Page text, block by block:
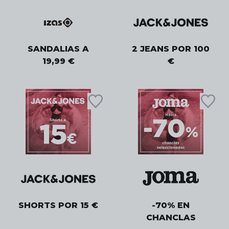
SANDALIAS A
19,99 €
2 JEANS POR 100
€
SHORTS POR 15 €
-70% EN
CHANCLAS